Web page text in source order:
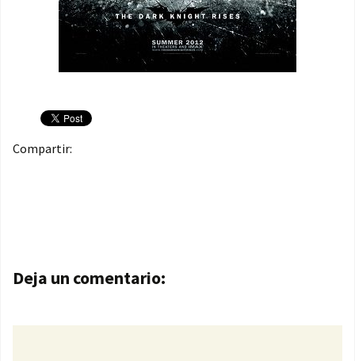
Compartir:
Navegación de entradas
Deja un comentario: